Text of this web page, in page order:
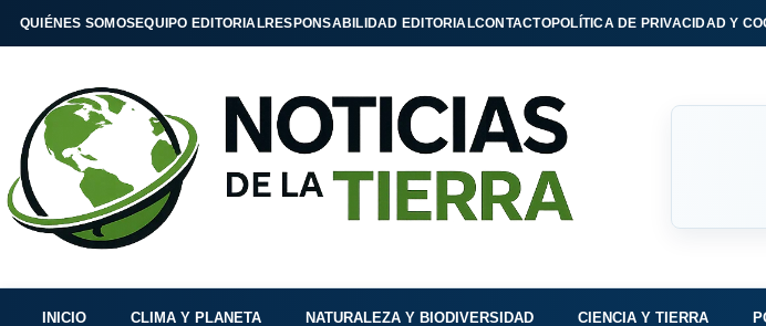
QUIÉNES SOMOSEQUIPO EDITORIALRESPONSABILIDAD EDITORIALCONTACTOPOLÍTICA DE PRIVACIDAD Y
INICIO CLIMA Y PLANETA NATURALEZA Y BIODIVERSIDAD CIENCIA Y TIERRA